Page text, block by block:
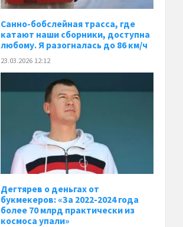
Санно-бобслейная трасса, где
катают наши сборники, доступна
любому. Я разогналась до 86 км/ч
23.03.2026 12:12
Дегтярев о деньгах от
букмекеров: «За 2022-2024 года
более 70 млрд практически из
космоса упали»